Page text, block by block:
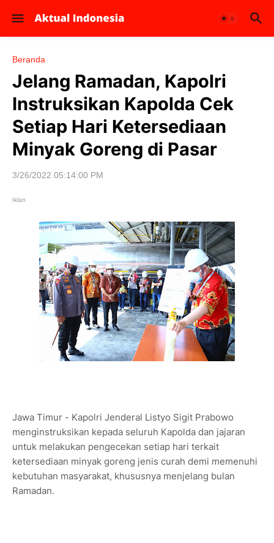
Beranda
Jelang Ramadan, Kapolri
Instruksikan Kapolda Cek
Setiap Hari Ketersediaan
Minyak Goreng di Pasar
3/26/2022 05:14:00 PM
Iklan
Jawa Timur - Kapolri Jenderal Listyo Sigit Prabowo
menginstruksikan kepada seluruh Kapolda dan jajaran
untuk melakukan pengecekan setiap hari terkait
ketersediaan minyak goreng jenis curah demi memenuhi
kebutuhan masyarakat, khususnya menjelang bulan
Ramadan.